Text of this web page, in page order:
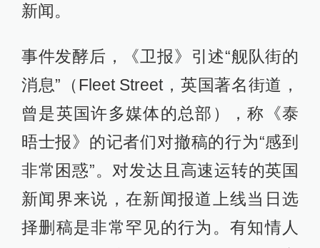
新闻。
事件发酵后，《卫报》引述“舰队街的
消息”（Fleet Street，英国著名街道，
曾是英国许多媒体的总部），称《泰
晤士报》的记者们对撤稿的行为“感到
非常困惑”。对发达且高速运转的英国
新闻界来说，在新闻报道上线当日选
择删稿是非常罕见的行为。有知情人